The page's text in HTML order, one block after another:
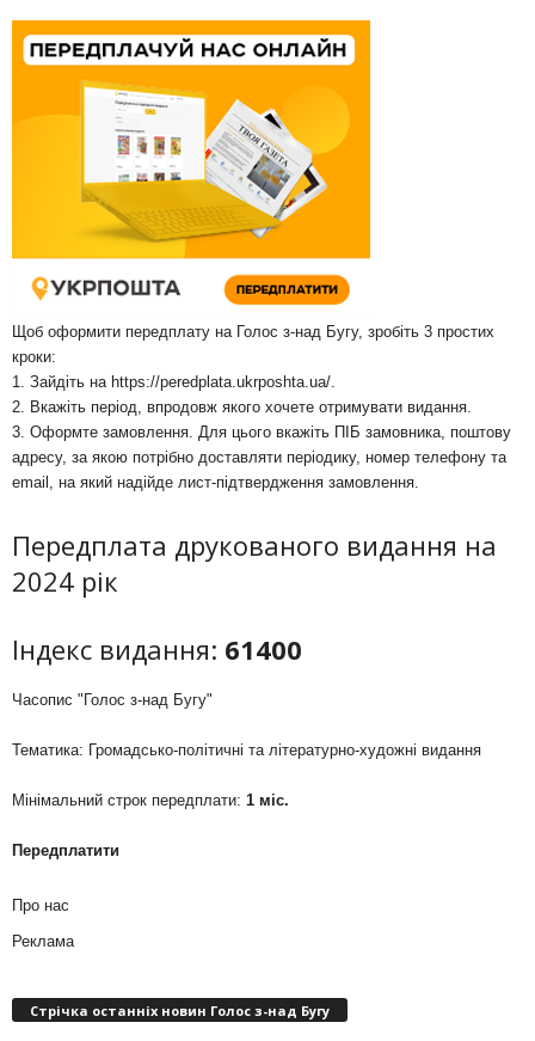
Щоб оформити передплату на Голос з-над Бугу, зробіть 3 простих
кроки:
1. Зайдіть на https://peredplata.ukrposhta.ua/
2. Вкажіть період, впродовж якого хочете отримувати видання.
3. Оформте замовлення. Для цього вкажіть ПІБ замовника, поштову
адресу, за якою потрібно доставляти періодику, номер телефону та
email, на який надійде лист-підтвердження замовлення.
Передплата друкованого видання на
2024 рік
Індекс видання: 61400
Часопис "Голос з-над Бугу"
Тематика: Громадсько-політичні та літературно-художні видання
Мінімальний строк передплати: 1 міс.
Передплатити
Про нас
Реклама
Стрічка останніх новин Голос з-над Бугу